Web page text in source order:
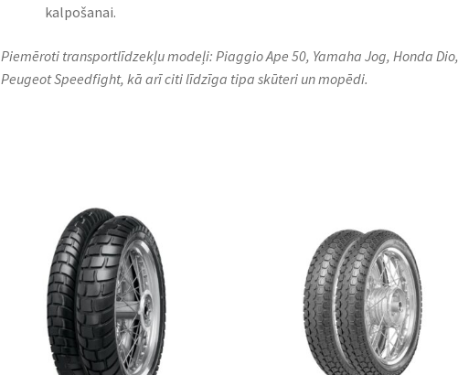
kalpošanai.​
Piemēroti transportlīdzekļu modeļi: Piaggio Ape 50, Yamaha Jog, Honda Dio,
Peugeot Speedfight, kā arī citi līdzīga tipa skūteri un mopēdi.